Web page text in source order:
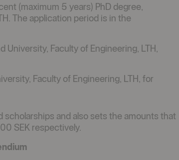
(maximum 5 years) PhD degree,
The application period is in the
Faculty of Engineering, LTH,
Faculty of Engineering, LTH, for
and also sets the amounts that
SEK respectively.